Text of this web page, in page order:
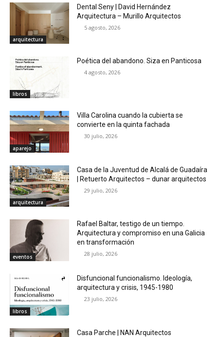
arquitectura
Dental Seny | David Hernández
Arquitectura – Murillo Arquitectos
5 agosto, 2026
libros
Poética del abandono. Siza en Panticosa
4 agosto, 2026
aparejo
Villa Carolina cuando la cubierta se
convierte en la quinta fachada
30 julio, 2026
arquitectura
Casa de la Juventud de Alcalá de Guadaíra
| Retuerto Arquitectos – dunar arquitectos
29 julio, 2026
eventos
Rafael Baltar, testigo de un tiempo.
Arquitectura y compromiso en una Galicia
en transformación
28 julio, 2026
libros
Disfuncional funcionalismo. Ideología,
arquitectura y crisis, 1945-1980
23 julio, 2026
Casa Parche | NAN Arquitectos